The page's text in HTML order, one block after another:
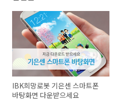
IBK희망로봇 기은센 스마트폰
바탕화면 다운받으세요